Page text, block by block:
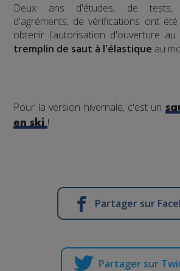
​Deux ans d'études, de tests,
d'agréments, de vérifications ont
obtenir l'autorisation d'ouverture
tremplin de saut à l'élastique au
Pour la version hivernale, c'est un
en ski !
Partager sur
Partager sur